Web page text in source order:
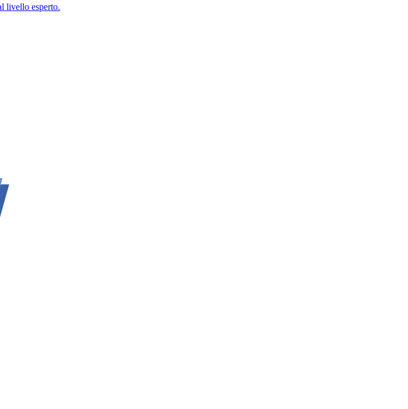
livello esperto.